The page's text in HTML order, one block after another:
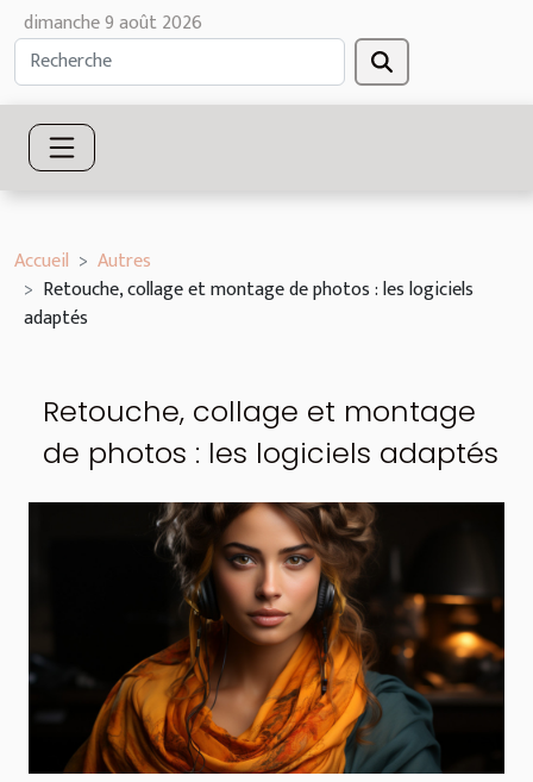
dimanche 9 août 2026
Accueil
Autres
Retouche, collage et montage de photos : les logiciels
adaptés
Retouche, collage et montage
de photos : les logiciels adaptés